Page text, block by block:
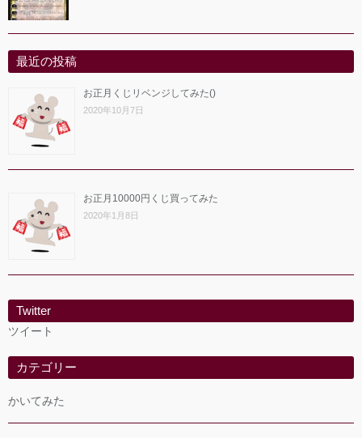
最近の投稿
お正月くじリベンジしてみた()
2020年10月7日
お正月10000円くじ買ってみた
2020年1月8日
Twitter
ツイート
カテゴリー
かいてみた